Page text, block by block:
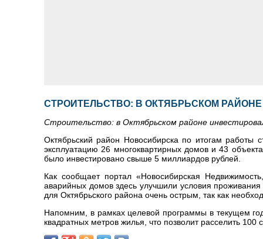
СТРОИТЕЛЬСТВО: В ОКТЯБРЬСКОМ
Строительство: в Октябрьском районе
Октябрьский район Новосибирска по итогам
эксплуатацию 26 многоквартирных домов и 43
было инвестировано свыше 5 миллиардов рублей.
Как сообщает портал «Новосибирская
аварийных домов здесь улучшили условия
для Октябрьского района очень острым, так как
Напомним, в рамках целевой программы в текущем
квадратных метров жилья, что позволит расселить 100